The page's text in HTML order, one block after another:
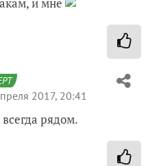
2017, 20:41
рядом.